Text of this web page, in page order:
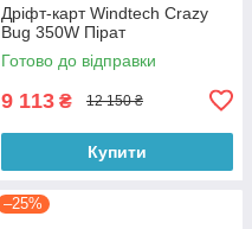
Дріфт-карт Windtech Crazy
Bug 350W Пірат
Готово до відправки
9 113 ₴ 12 150 ₴
Купити
–25%